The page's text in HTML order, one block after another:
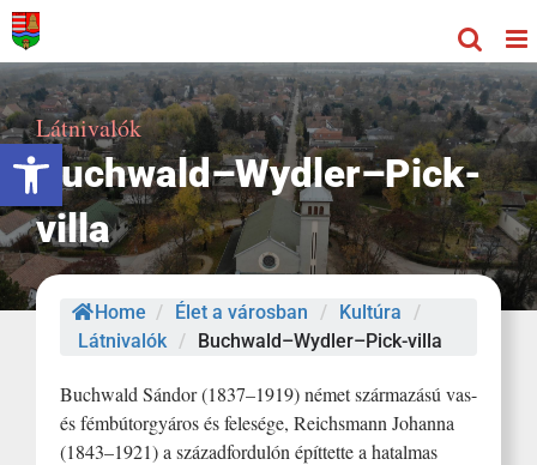
Eszköztár megnyitása
Kihagyás
Látnivalók
Buchwald–Wydler–Pick-
villa
Home / Élet a városban / Kultúra
/
Látnivalók / Buchwald–Wydler–Pick-villa
Buchwald Sándor (1837–1919) német származású vas-
és fémbútorgyáros és felesége, Reichsmann Johanna
(1843–1921) a századfordulón építtette a hatalmas